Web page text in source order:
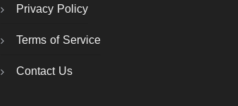
Privacy Policy
Terms of Service
Contact Us